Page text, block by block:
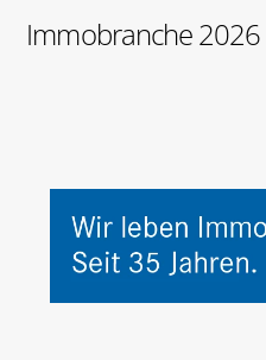
Immobranche 2026